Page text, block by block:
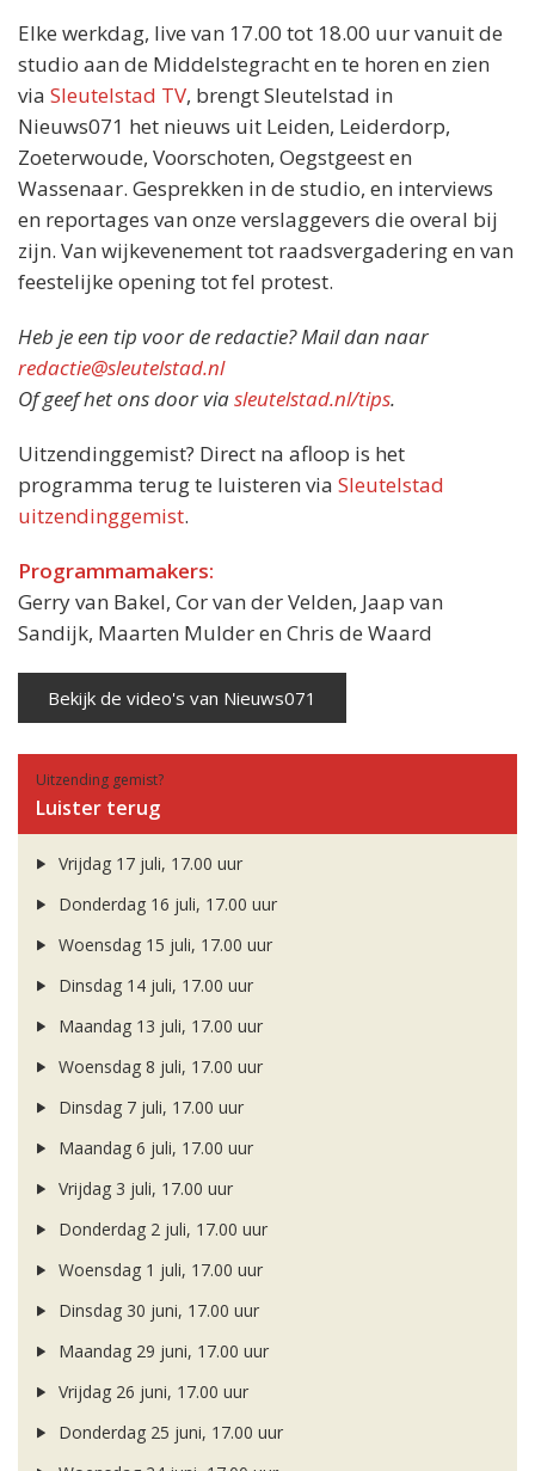
Elke werkdag, live van 17.00 tot 18.00 uur vanuit de
studio aan de Middelstegracht en te horen en zien
via Sleutelstad TV, brengt Sleutelstad in
Nieuws071 het nieuws uit Leiden, Leiderdorp,
Zoeterwoude, Voorschoten, Oegstgeest en
Wassenaar. Gesprekken in de studio, en interviews
en reportages van onze verslaggevers die overal bij
zijn. Van wijkevenement tot raadsvergadering en van
feestelijke opening tot fel protest.
Heb je een tip voor de redactie? Mail dan naar
redactie@sleutelstad.nl
Of geef het ons door viasleutelstad.nl/tips.
Uitzendinggemist? Direct na afloop is het
programma terug te luisteren via Sleutelstad
uitzendinggemist.
Programmamakers:
Gerry van Bakel, Cor van der Velden, Jaap van
Sandijk, Maarten Mulder en Chris de Waard
Bekijk de video's van Nieuws071
Uitzending gemist?
Luister terug
Vrijdag 17 juli, 17.00 uur
Donderdag 16 juli, 17.00 uur
Woensdag 15 juli, 17.00 uur
Dinsdag 14 juli, 17.00 uur
Maandag 13 juli, 17.00 uur
Woensdag 8 juli, 17.00 uur
Dinsdag 7 juli, 17.00 uur
Maandag 6 juli, 17.00 uur
Vrijdag 3 juli, 17.00 uur
Donderdag 2 juli, 17.00 uur
Woensdag 1 juli, 17.00 uur
Dinsdag 30 juni, 17.00 uur
Maandag 29 juni, 17.00 uur
Vrijdag 26 juni, 17.00 uur
Donderdag 25 juni, 17.00 uur